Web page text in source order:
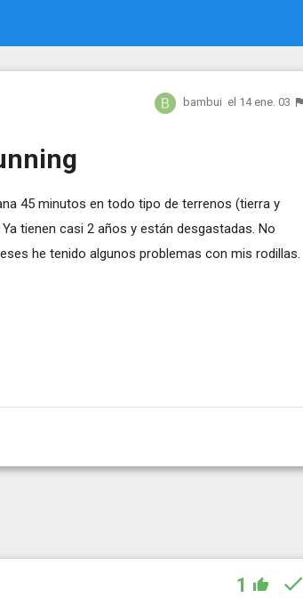
bambui el 14 ene. 03
45 minutos en todo tipo de terrenos (tierra y
tienen casi 2 años y están desgastadas. No
he tenido algunos problemas con mis rodillas.
1